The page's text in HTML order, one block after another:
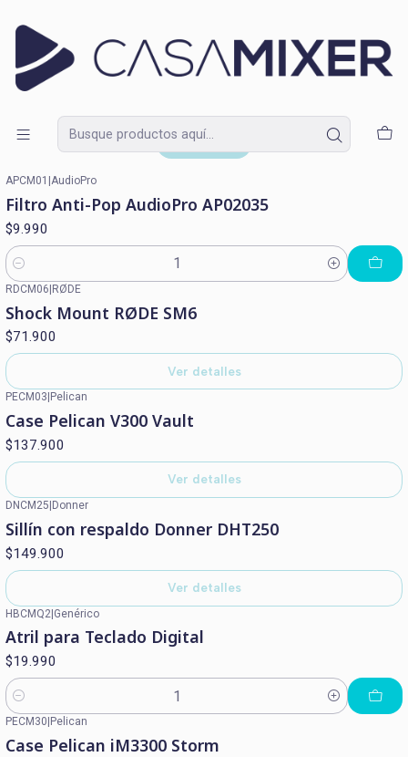
Inicio
Filtros
APCM01 AudioPro
Filtro Anti-Pop AudioPro AP02035
$9.990
Cantidad
Agotado
RDCM06|RØDE
Shock Mount RØDE SM6
$71.900
Ver detalles
PECM03 Pelican
Case Pelican V300 Vault
$137.900
Ver detalles
Agotado
DNCM25 Donner
Sillín con respaldo Donner DHT250
$149.900
Ver detalles
HBCMQ2|Genérico
Atril para Teclado Digital
$19.990
Cantidad
PECM30 Pelican
Case Pelican iM3300 Storm